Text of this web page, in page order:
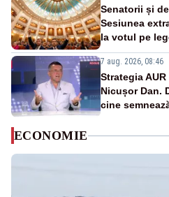
Senatorii și
Sesiunea
la votul pe
7 aug. 2026, 08:46
Strategia
Nicușor Dan.
cine
ECONOMIE